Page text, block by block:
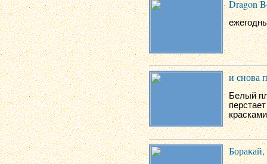
Dragon
и снова
Белый
красками